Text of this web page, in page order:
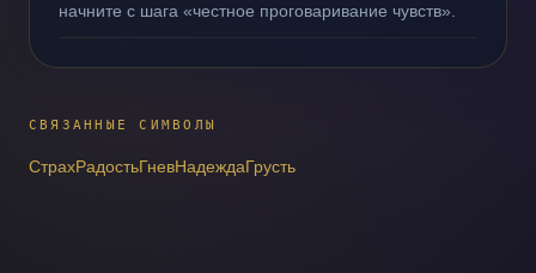
начните с шага «честное проговаривание чувств».
СВЯЗАННЫЕ СИМВОЛЫ
СтрахРадостьГневНадеждаГрусть